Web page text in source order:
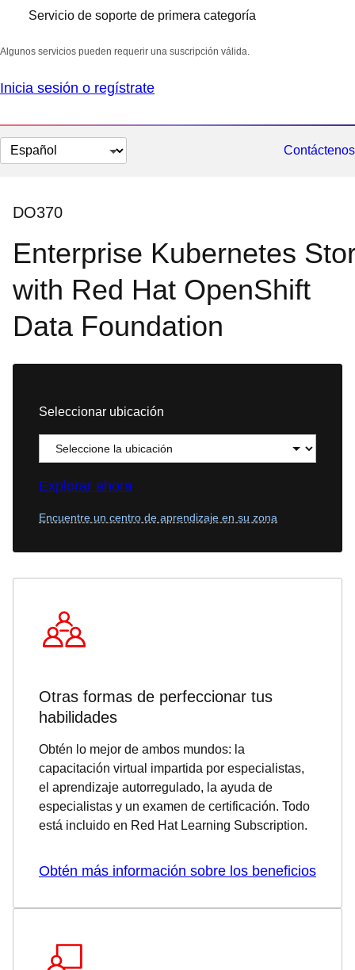
Servicio de soporte de primera categoría
Algunos servicios pueden requerir una suscripción válida.
Inicia sesión o regístrate
Cambiar
el
Contáctenos
DO370
Enterprise Kubernetes
with Red Hat OpenShift
Data Foundation
Seleccionar ubicación
Explorar ahora
Encuentre un centro de aprendizaje en su zona
Otras formas de perfeccionar tus
habilidades
Obtén lo mejor de ambos mundos: la
capacitación virtual impartida por especialistas,
el aprendizaje autorregulado, la ayuda de
especialistas y un examen de certificación. Todo
está incluido en Red Hat Learning Subscription.
Obtén más información sobre los beneficios